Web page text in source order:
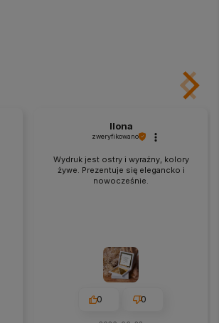
Ilona
zweryfikowano
Wydruk jest ostry i wyraźny, kolory
żywe. Prezentuje się elegancko i
nowocześnie.
0 0